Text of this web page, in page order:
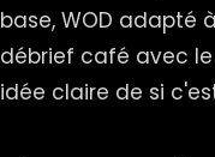
base, WOD adapté
débrief café avec
idée claire de si